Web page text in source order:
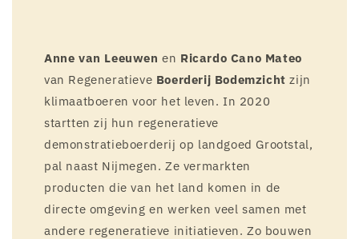
Anne van Leeuwen en Ricardo Cano Mateo
van Regeneratieve Boerderij Bodemzicht zijn
klimaatboeren voor het leven. In 2020
startten zij hun regeneratieve
demonstratieboerderij op landgoed Grootstal,
pal naast Nijmegen. Ze vermarkten
producten die van het land komen in de
directe omgeving en werken veel samen met
andere regeneratieve initiatieven. Zo bouwen